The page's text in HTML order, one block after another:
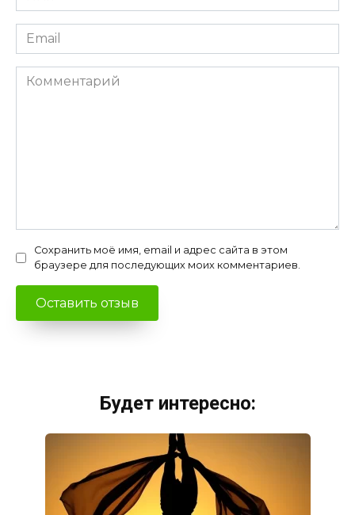
*
Email
*
Комментарий
Сохранить моё имя, email и адрес сайта в этом
браузере для последующих моих комментариев.
Будет интересно: